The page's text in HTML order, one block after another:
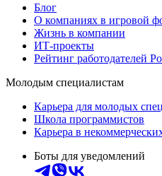
Блог
О компаниях в игровой
Жизнь в компании
ИТ-проекты
Рейтинг работодателей
Молодым специалистам
Карьера для молодых
Школа программистов
Карьера в
Боты для уведомлений